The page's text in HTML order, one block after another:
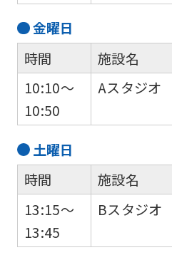
金曜日
時間
10:10～
10:50
施設名
Aスタジオ
土曜日
時間
13:15～
13:45
施設名
Bスタジオ